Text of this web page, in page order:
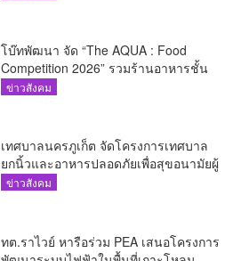
โบ๊ทพัฒนา จัด “The AQUA : Food
Competition 2026” รวมร้านอาหารชั้น
นำของ The Shopps at The AQUA ชู
ข่าวสังคม
เทศบาลนครภูเก็ต จัดโครงการเทศบาล
ยกนิ้วและอาหารปลอดภัยเพื่อสุขอนามัยผู้
บริโภค
ข่าวสังคม
ทต.ราไวย์ หารือร่วม PEA เสนอโครงการ